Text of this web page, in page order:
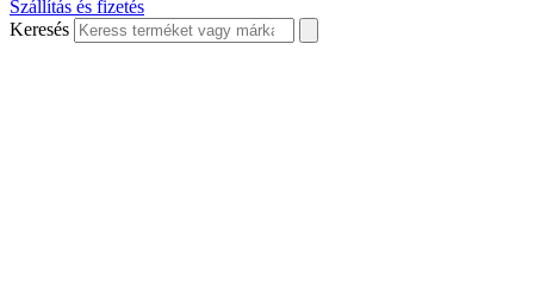
Szállítás és fizetés
Keresés